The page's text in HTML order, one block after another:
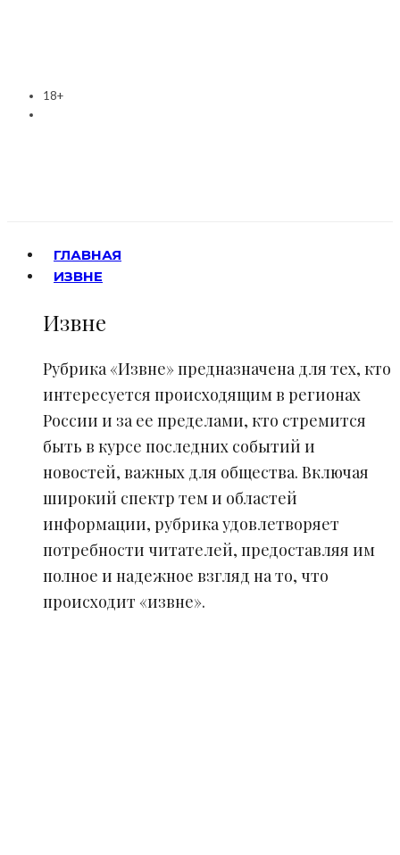
18+
ГЛАВНАЯ
ИЗВНЕ
Извне
Рубрика «Извне» предназначена для тех, кто
интересуется происходящим в регионах
России и за ее пределами, кто стремится
быть в курсе последних событий и
новостей, важных для общества. Включая
широкий спектр тем и областей
информации, рубрика удовлетворяет
потребности читателей, предоставляя им
полное и надежное взгляд на то, что
происходит «извне».